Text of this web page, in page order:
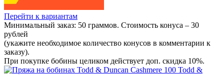
Перейти к вариантам
Минимальный заказ: 50 граммов. Стоимость конуса – 30
рублей
(укажите необходимое количество конусов в комментарии к
заказу).
При покупке бобины целиком действует доп. скидка 10%.